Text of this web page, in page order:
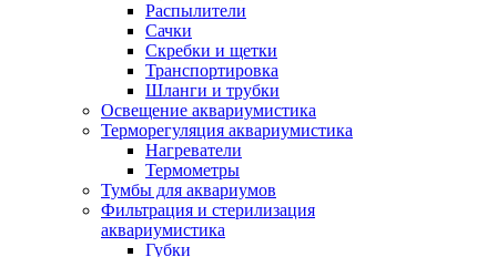
Распылители
Сачки
Скребки и щетки
Транспортировка
Шланги и трубки
Освещение аквариумистика
Терморегуляция аквариумистика
Нагреватели
Термометры
Тумбы для аквариумов
Фильтрация и стерилизация
аквариумистика
Губки